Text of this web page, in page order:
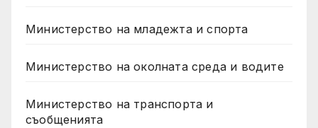
Министерство на младежта и спорта
Министерство на околната среда и водите
Министерство на транспорта и
съобщенията